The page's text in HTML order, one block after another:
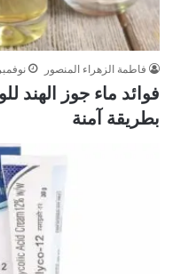
فاطمة الزهراء المنصور نوفمبر 27, 2023
فوائد ماء جوز الهند
بطريقة آمنة